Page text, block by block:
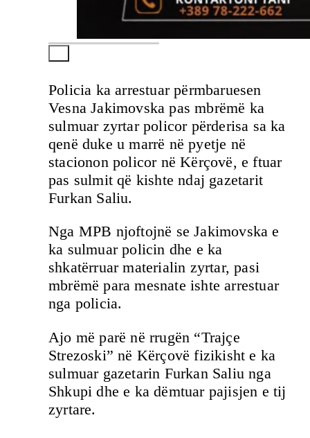
Policia ka arrestuar përmbaruesen
Vesna Jakimovska pas mbrëmë ka
sulmuar zyrtar policor përderisa sa ka
qenë duke u marrë në pyetje në
stacionon policor në Kërçovë, e ftuar
pas sulmit që kishte ndaj gazetarit
Furkan Saliu.
Nga MPB njoftojnë se Jakimovska e
ka sulmuar policin dhe e ka
shkatërruar materialin zyrtar, pasi
mbrëmë para mesnate ishte arrestuar
nga policia.
Ajo më parë në rrugën “Trajçe
Strezoski” në Kërçovë fizikisht e ka
sulmuar gazetarin Furkan Saliu nga
Shkupi dhe e ka dëmtuar pajisjen e tij
zyrtare.